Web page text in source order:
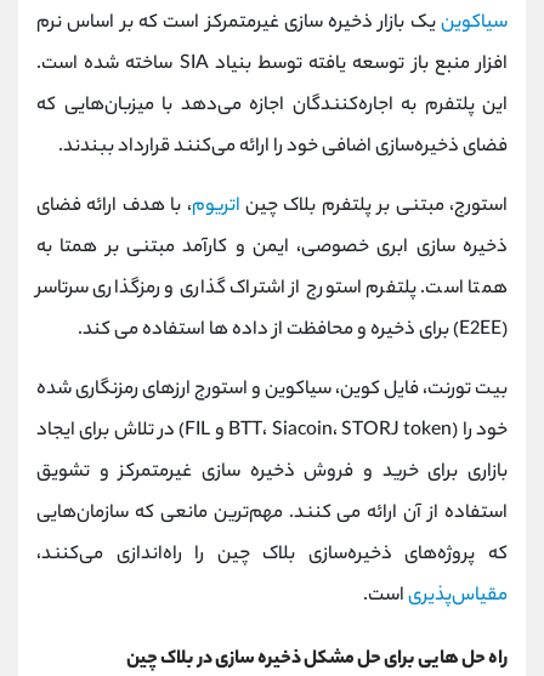
سیاکوینیک بازار ذخیره سازی غیرمتمرکز است که بر اساس نرم
افزار منبع باز توسعه یافته توسط بنیاد SIA ساخته شده است.
این پلتفرم به اجاره‌کنندگان اجازه می‌دهد با میزبان‌هایی که
فضای ذخیره‌سازی اضافی خود را ارائه می‌کنند قرارداد ببندند.
استورج، مبتنی بر پلتفرم بلاک چین اتریوم، با هدف ارائه فضای
ذخیره سازی ابری خصوصی، ایمن و کارآمد مبتنی بر همتا به
همتا است. پلتفرم استورج از اشتراک گذاری و رمزگذاری سرتاسر
(E2EE) برای ذخیره و محافظت از داده ها استفاده می کند.
بیت تورنت، فایل کوین، سیاکوین و استورج ارزهای رمزنگاری شده
خود را (BTT، Siacoin، STORJ token و FIL) در تلاش برای ایجاد
بازاری برای خرید و فروش ذخیره سازی غیرمتمرکز و تشویق
استفاده از آن ارائه می کنند. مهم‌ترین مانعی که سازمان‌هایی
که پروژه‌های ذخیره‌سازی بلاک چین را راه‌اندازی می‌کنند،
مقیاس‌پذیریاست.
راه حل هایی برای حل مشکل ذخیره سازی در بلاک چین